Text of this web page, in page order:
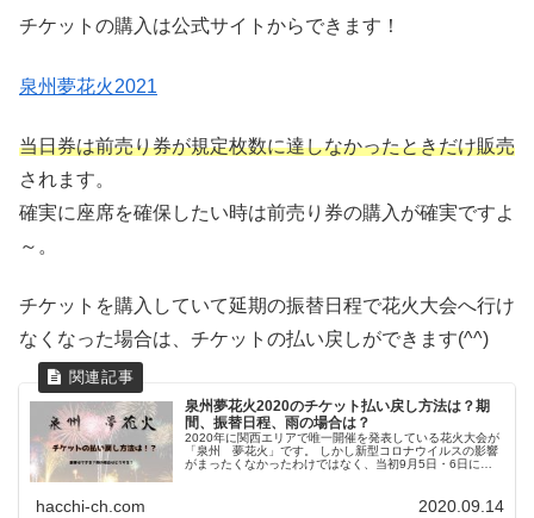
チケットの購入は公式サイトからできます！
泉州夢花火2021
当日券は前売り券が規定枚数に達しなかったときだけ販売
されます。
確実に座席を確保したい時は前売り券の購入が確実ですよ
～。
チケットを購入していて延期の振替日程で花火大会へ行け
なくなった場合は、チケットの払い戻しができます(^^)
泉州夢花火2020のチケット払い戻し方法は？期
間、振替日程、雨の場合は？
2020年に関西エリアで唯一開催を発表している花火大会が
「泉州 夢花火」です。 しかし新型コロナウイルスの影響
がまったくなかったわけではなく、当初9月5日・6日に開
hacchi-ch.com 2020.09.14